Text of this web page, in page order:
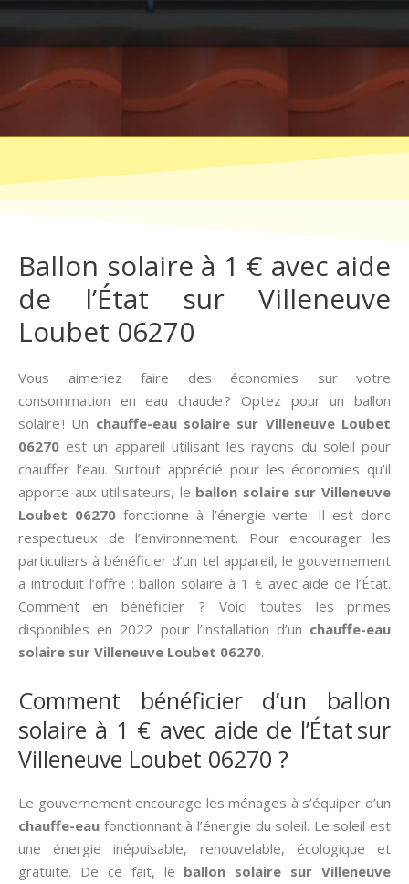
Ballon solaire à 1 € avec aide
de l’État sur Villeneuve
Loubet 06270
Vous aimeriez faire des économies sur votre
consommation en eau chaude ? Optez pour un ballon
solaire ! Un chauffe-eau solaire sur Villeneuve Loubet
06270 est un appareil utilisant les rayons du soleil pour
chauffer l’eau. Surtout apprécié pour les économies qu’il
apporte aux utilisateurs, le ballon solaire sur Villeneuve
Loubet 06270fonctionne à l’énergie verte. Il est donc
respectueux de l’environnement. Pour encourager les
particuliers à bénéficier d’un tel appareil, le gouvernement
a introduit l’offre : ballon solaire à 1 € avec aide de l’État.
Comment en bénéficier ? Voici toutes les primes
disponibles en 2022 pour l’installation d’un chauffe-eau
solaire sur Villeneuve Loubet 06270.
Comment bénéficier d’un ballon
solaire à 1 € avec aide de l’État sur
Villeneuve Loubet 06270 ?
Le gouvernement encourage les ménages à s’équiper d’un
chauffe-eau fonctionnant à l’énergie du soleil. Le soleil est
une énergie inépuisable, renouvelable, écologique et
gratuite. De ce fait, le ballon solaire sur Villeneuve